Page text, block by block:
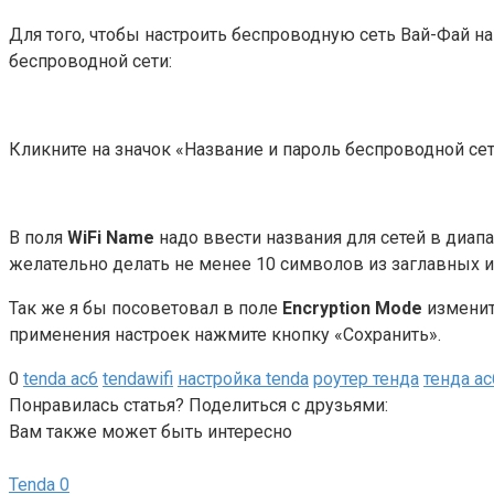
Для того, чтобы настроить беспроводную сеть Вай-Фай
беспроводной сети:
Кликните на значок «Название и пароль беспроводной
В поля WiFi Name надо ввести названия для сетей в
желательно делать не менее 10 символов из заглавных
Так же я бы посоветовал в поле Encryption Mode
применения настроек нажмите кнопку «Сохранить».
0 tenda ac6 tendawifi настройка tenda роутер тенда тенда
Понравилась статья? Поделиться с друзьями:
Вам также может быть интересно
Tenda 0